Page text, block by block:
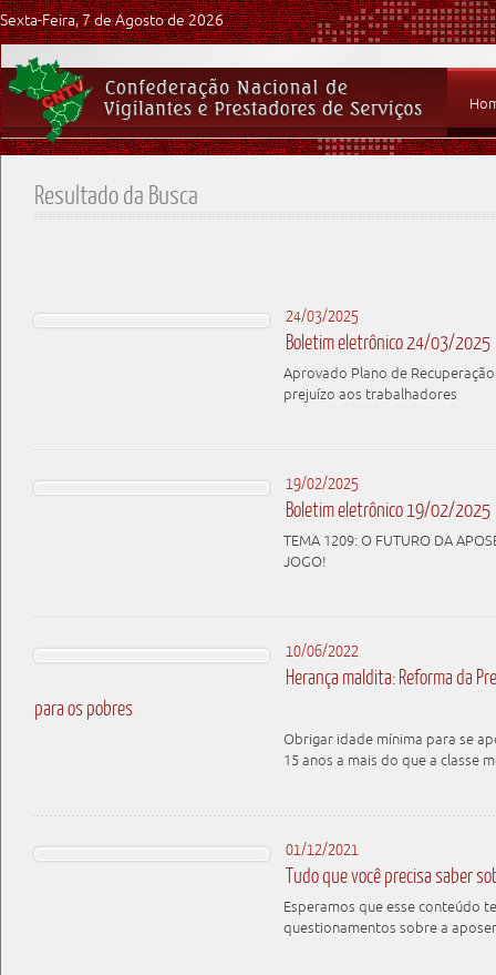
Sexta-Feira, 7 de Agosto de 2026
Resultado da Busca
24/03/2025
Boletim eletrônico 24/03/2025
Aprovado Plano de
prejuízo aos trabalhadores
19/02/2025
Boletim eletrônico 19/02/2025
TEMA 1209: O FUTURO DA
JOGO!
10/06/2022
Herança maldita: Reforma da
para os pobres
Obrigar idade mínima para se
15 anos a mais do que a classe
01/12/2021
Tudo que você precisa saber
Esperamos que esse conteúdo
questionamentos sobre a